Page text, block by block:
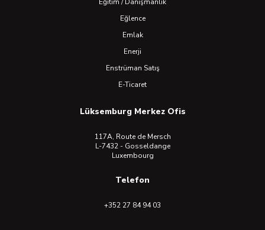
Eğlence
Emlak
Enerji
Enstrüman Satış
E-Ticaret
Lüksemburg Merkez Ofis
117A, Route de Mersch
L-7432 - Gosseldange
Luxembourg
Telefon
+352 27 84 94 03